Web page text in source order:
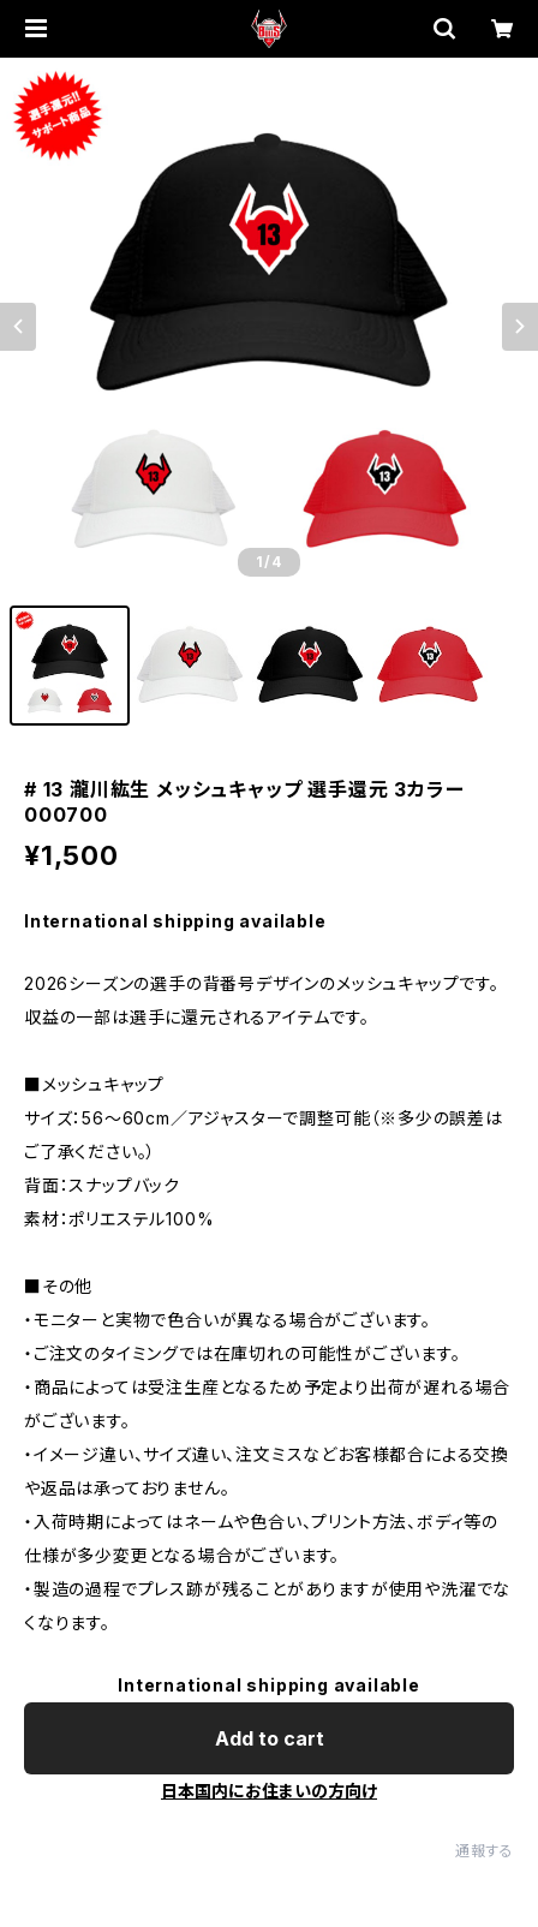
1 /4
# 13 瀧川紘生 メッシュキャップ 選手還元 3カラー
000700
¥1,500
International shipping available
2026シーズンの選手の背番号デザインのメッシュキャップです。
収益の一部は選手に還元されるアイテムです。
■メッシュキャップ
サイズ：56～60cm／アジャスターで調整可能（※多少の誤差は
ご了承ください。）
背面：スナップバック
素材：ポリエステル100%
■その他
・モニターと実物で色合いが異なる場合がございます。
・ご注文のタイミングでは在庫切れの可能性がございます。
・商品によっては受注生産となるため予定より出荷が遅れる場合
がございます。
・イメージ違い、サイズ違い、注文ミスなどお客様都合による交換
や返品は承っておりません。
・入荷時期によってはネームや色合い、プリント方法、ボディ等の
仕様が多少変更となる場合がございます。
・製造の過程でプレス跡が残ることがありますが使用や洗濯でな
くなります。
International shipping available
Add to cart
日本国内にお住まいの方向け
通報する